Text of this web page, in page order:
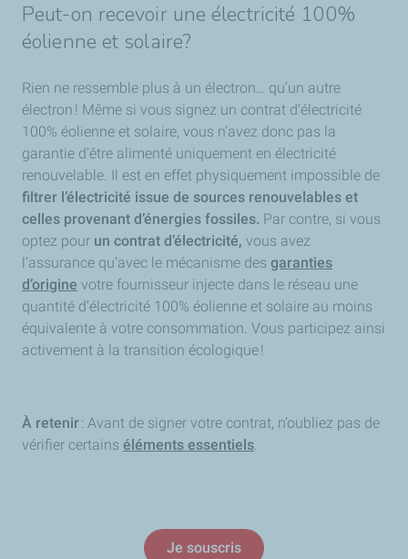
Peut-on recevoir une électricité 100%
éolienne et solaire?
Rien ne ressemble plus à un électron… qu’un autre
électron ! Même si vous signez un contrat d’électricité
100% éolienne et solaire, vous n’avez donc pas la
garantie d’être alimenté uniquement en électricité
renouvelable. Il est en effet physiquement impossible de
filtrer l’électricité issue de sources renouvelables et
celles provenant d’énergies fossiles. Par contre, si vous
optez pour un contrat d’électricité, vous avez
l’assurance qu’avec le mécanisme des garanties
d’origine votre fournisseur injecte dans le réseau une
quantité d’électricité 100% éolienne et solaire au moins
équivalente à votre consommation. Vous participez ainsi
activement à la transition écologique !
À retenir: Avant de signer votre contrat, n’oubliez pas de
vérifier certains éléments essentiels.
Je souscris